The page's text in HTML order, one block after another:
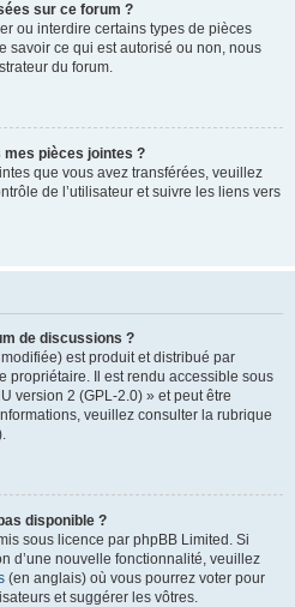
sur ce forum ?
ou interdire certains types de pièces
savoir ce qui est autorisé ou non, nous
du forum.
pièces jointes ?
que vous avez transférées, veuillez
de l’utilisateur et suivre les liens vers
de discussions ?
est produit et distribué par
propriétaire. Il est rendu accessible sous
version 2 (GPL-2.0) » et peut être
veuillez consulter la rubrique
disponible ?
sous licence par phpBB Limited. Si
d’une nouvelle fonctionnalité, veuillez
(en anglais) où vous pourrez voter pour
et suggérer les vôtres.